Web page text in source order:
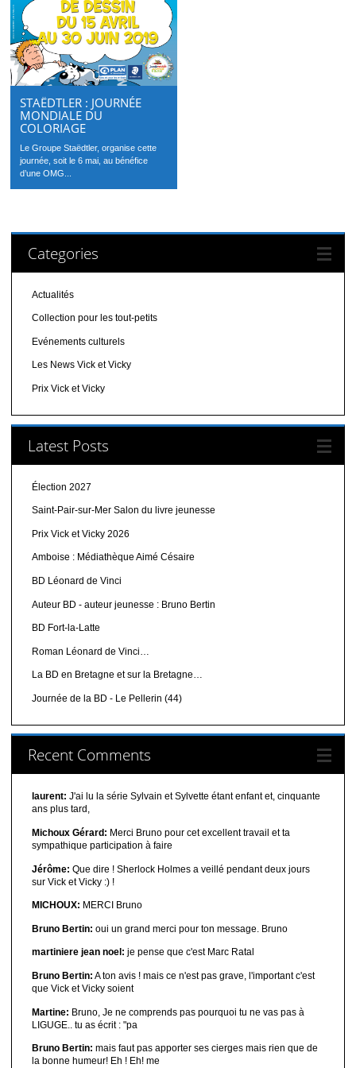
STAËDTLER : JOURNÉE
MONDIALE DU
COLORIAGE
Le Groupe Staëdtler, organise cette
journée, soit le 6 mai, au bénéfice
d’une OMG...
Categories
Actualités
Collection pour les tout-petits
Evénements culturels
Les News Vick et Vicky
Prix Vick et Vicky
Latest Posts
Élection 2027
Saint-Pair-sur-Mer Salon du livre jeunesse
Prix Vick et Vicky 2026
Amboise : Médiathèque Aimé Césaire
BD Léonard de Vinci
Auteur BD - auteur jeunesse : Bruno Bertin
BD Fort-la-Latte
Roman Léonard de Vinci…
La BD en Bretagne et sur la Bretagne…
Journée de la BD - Le Pellerin (44)
Recent Comments
laurent: J'ai lu la série Sylvain et Sylvette étant enfant et, cinquante
ans plus tard,
Michoux Gérard: Merci Bruno pour cet excellent travail et ta
sympathique participation à faire
Jérôme: Que dire ! Sherlock Holmes a veillé pendant deux jours
sur Vick et Vicky :) !
MICHOUX: MERCI Bruno
Bruno Bertin: oui un grand merci pour ton message. Bruno
martiniere jean noel: je pense que c'est Marc Ratal
Bruno Bertin: A ton avis ! mais ce n'est pas grave, l'important c'est
que Vick et Vicky soient
Martine: Bruno, Je ne comprends pas pourquoi tu ne vas pas à
LIGUGE.. tu as écrit : "pa
Bruno Bertin: mais faut pas apporter ses cierges mais rien que de
la bonne humeur! Eh ! Eh! me